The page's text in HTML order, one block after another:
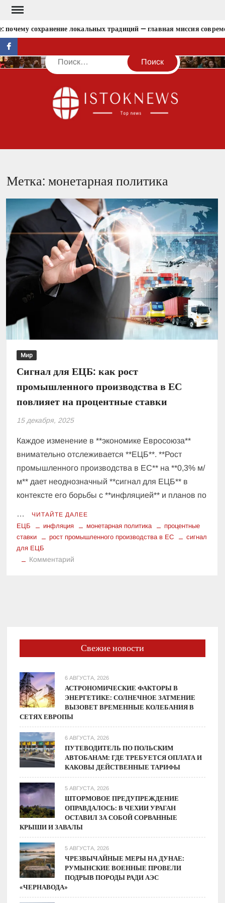
Перейти
содержимомусохранение локальных традиций — главная миссия
facebook
Поиск
Метка:монетарная политика
Мир
Сигнал для ЕЦБ: как рост
промышленного производства в ЕС
повлияет на процентные ставки
15 декабря, 2025
Каждое изменение в **экономике Евросоюза**
внимательно отслеживается **ЕЦБ**. **Рост
промышленного производства в ЕС** на **0,3% м/
м** дает неоднозначный **сигнал для ЕЦБ** в
контексте его борьбы с **инфляцией** и планов по
… ЧИТАЙТЕ ДАЛЕЕ
ЕЦБ инфляция монетарная политика
процентные
ставки
рост промышленного производства в ЕС
сигнал
для ЕЦБ
Комментарий
производства
повлияет
на
процентные
ставки
Свежие новости
6 АВГУСТА, 2026
АСТРОНОМИЧЕСКИЕ ФАКТОРЫ В
ЭНЕРГЕТИКЕ: СОЛНЕЧНОЕ ЗАТМЕНИЕ
ВЫЗОВЕТ ВРЕМЕННЫЕ КОЛЕБАНИЯ В
СЕТЯХ ЕВРОПЫ
6 АВГУСТА, 2026
ПУТЕВОДИТЕЛЬ ПО ПОЛЬСКИМ
АВТОБАНАМ: ГДЕ ТРЕБУЕТСЯ ОПЛАТА И
КАКОВЫ ДЕЙСТВЕННЫЕ ТАРИФЫ
5 АВГУСТА, 2026
ШТОРМОВОЕ ПРЕДУПРЕЖДЕНИЕ
ОПРАВДАЛОСЬ: В ЧЕХИИ УРАГАН
ОСТАВИЛ ЗА СОБОЙ СОРВАННЫЕ
КРЫШИ И ЗАВАЛЫ
5 АВГУСТА, 2026
ЧРЕЗВЫЧАЙНЫЕ МЕРЫ НА ДУНАЕ:
РУМЫНСКИЕ ВОЕННЫЕ ПРОВЕЛИ
ПОДРЫВ ПОРОДЫ РАДИ АЭС
«ЧЕРНАВОДА»